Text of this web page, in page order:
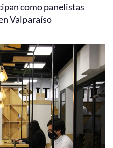
como panelistas
Valparaíso